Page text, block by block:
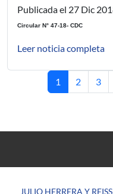
Publicada el 27 Dic
Circular N° 47-18- CDC
Leer noticia completa
Página actual
1 Página
2 3
JULIO HERRERA Y